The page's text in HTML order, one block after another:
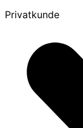
Privatkunde